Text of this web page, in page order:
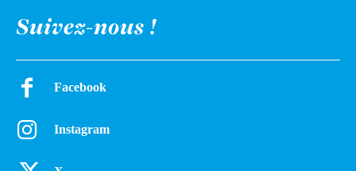
Suivez-nous !
Facebook
Instagram